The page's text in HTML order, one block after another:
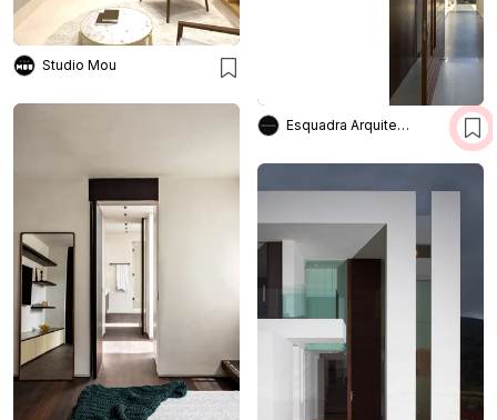
Studio Mou
Esquadra Arquitetos